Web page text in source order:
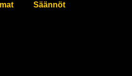
Säännöt